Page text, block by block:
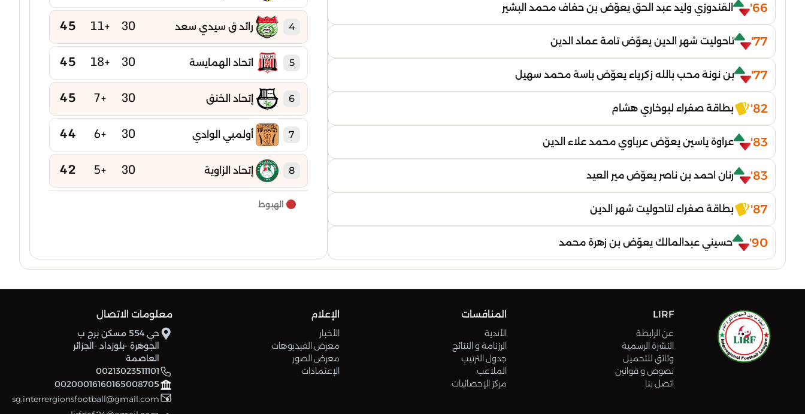
66' القندوزي وليد عبد الحق يعوّض بن حفاف محمد البشير
77' تاحوليت شهر الدين يعوّض تامة عماد الدين
77' بن نونة محب بالله زكرياء يعوّض باسة محمد سهيل
82' بطاقة صفراء لبوخاري هشام
83' عراوة ياسين يعوّض عرباوي محمد علاء الدين
83' رنان احمد بن ناصر يعوّض مير العيد
87' بطاقة صفراء لتاحوليت شهر الدين
90' حسيني عبدالمالك يعوّض بن زهرة محمد
4 رائد ق سيدي سعد 30
+11
45
5 اتحاد الهمايسة 30
+18
45
6 إتحاد الخنق 30
+7
45
7 أولمبي الوادي 30
+6
44
8 إتحاد الزاوية 30
+5
42
9
30
0
13
30
+2
35
30
-17
18
الهبوط
LIRF
عن الرابطة
النشرة الرسمية
وثائق للتحميل
نصوص و قوانين
اتصل بنا
المنافسات
الأندية
الرزنامة و النتائج
جدول الترتيب
الملاعب
مركز الإحصائيات
الإعلام
الأخبار
معرض الفيديوهات
معرض الصور
الإعتمادات
معلومات الاتصال
حي 554 مسكن برج ب
الجوهرة -بلوزداد -الجزائر
العاصمة
00213023511101
00200016160165008705
sg.interrergionsfootball@gmail.com